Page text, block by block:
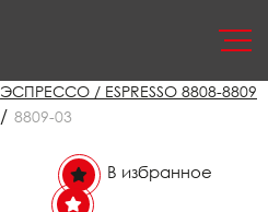
ЭСПРЕССО / ESPRESSO 8808-8809
/ 8809-03
В избранное